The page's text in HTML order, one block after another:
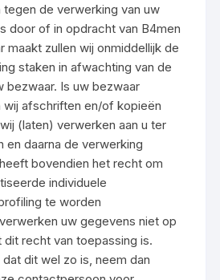
de verwerking van uw
door of in opdracht van B4men
maakt zullen wij onmiddellijk de
staken in afwachting van de
bezwaar. Is uw bezwaar
wij afschriften en/of kopieën
(laten) verwerken aan u ter
en daarna de verwerking
bovendien het recht om
individuele
te worden
uw gegevens niet op
dit recht van toepassing is.
dit wel zo is, neem dan